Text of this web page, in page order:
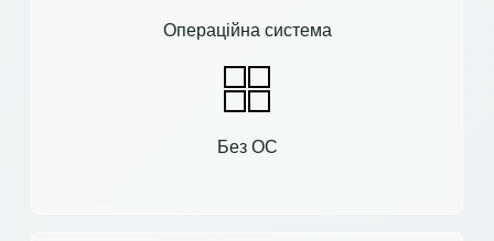
Операційна система
Без ОС